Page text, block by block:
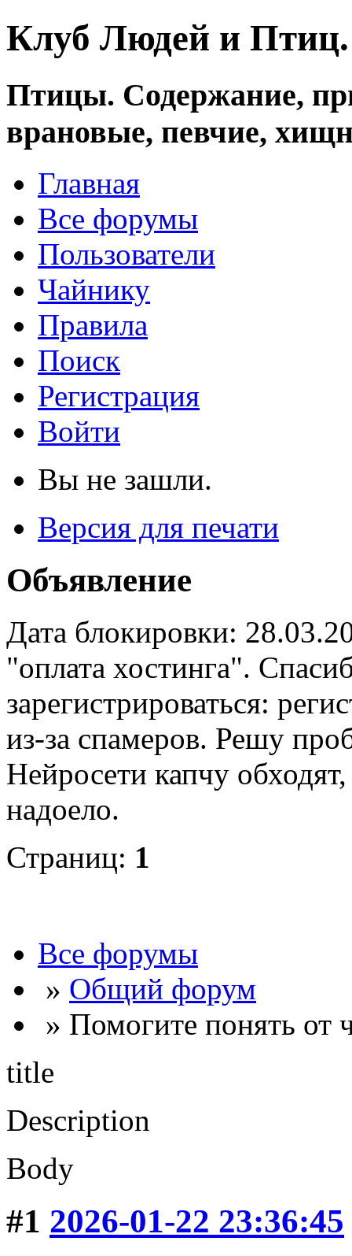
Клуб Людей и
Птицы. Содержание,
врановые, певчие,
Главная
Все форумы
Пользователи
Чайнику
Правила
Поиск
Регистрация
Войти
Вы не зашли.
Версия для печати
Объявление
Дата блокировки:
"оплата хостинга".
зарегистрироваться:
из-за спамеров. Решу
Нейросети капчу
надоело.
Страниц: 1
Все форумы
» Общий форум
» Помогите понять от
title
Description
Body
#1 2026-01-22 23:36:45